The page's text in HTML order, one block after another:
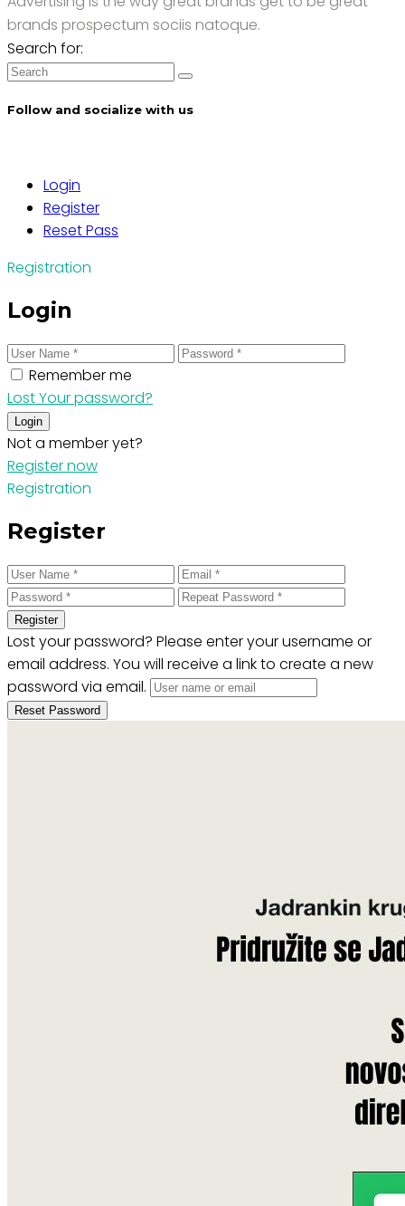
brands prospectum sociis natoque.
Search for:
Follow and socialize with us
Login
Register
Reset Pass
Registration
Login
Remember me
Lost Your password?
Login
Not a member yet?
Register now
Registration
Register
Register
Lost your password? Please enter your username or
email address. You will receive a link to create a new
password via email.
Reset Password